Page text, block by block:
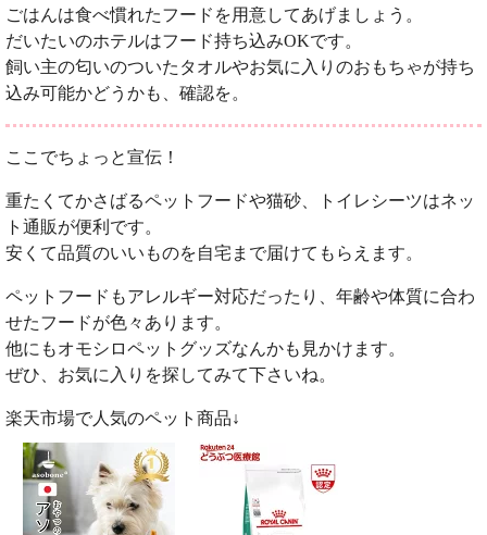
ごはんは食べ慣れたフードを用意してあげましょう。
だいたいのホテルはフード持ち込みOKです。
飼い主の匂いのついたタオルやお気に入りのおもちゃが持ち
込み可能かどうかも、確認を。
ここでちょっと宣伝！
重たくてかさばるペットフードや猫砂、トイレシーツはネッ
ト通販が便利です。
安くて品質のいいものを自宅まで届けてもらえます。
ペットフードもアレルギー対応だったり、年齢や体質に合わ
せたフードが色々あります。
他にもオモシロペットグッズなんかも見かけます。
ぜひ、お気に入りを探してみて下さいね。
楽天市場で人気のペット商品↓